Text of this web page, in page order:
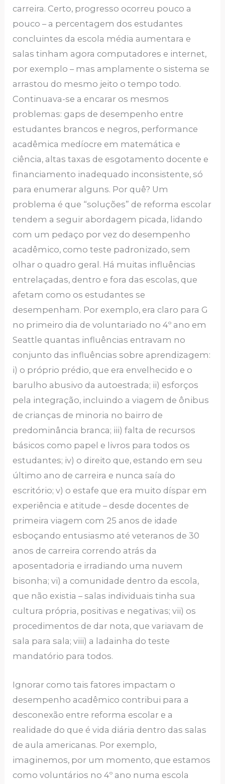
carreira. Certo, progresso ocorreu pouco a
pouco – a percentagem dos estudantes
concluintes da escola média aumentara e
salas tinham agora computadores e internet,
por exemplo – mas amplamente o sistema se
arrastou do mesmo jeito o tempo todo.
Continuava-se a encarar os mesmos
problemas: gaps de desempenho entre
estudantes brancos e negros, performance
acadêmica medíocre em matemática e
ciência, altas taxas de esgotamento docente e
financiamento inadequado inconsistente, só
para enumerar alguns. Por quê? Um
problema é que “soluções” de reforma escolar
tendem a seguir abordagem picada, lidando
com um pedaço por vez do desempenho
acadêmico, como teste padronizado, sem
olhar o quadro geral. Há muitas influências
entrelaçadas, dentro e fora das escolas, que
afetam como os estudantes se
desempenham. Por exemplo, era claro para G
no primeiro dia de voluntariado no 4º ano em
Seattle quantas influências entravam no
conjunto das influências sobre aprendizagem:
i) o próprio prédio, que era envelhecido e o
barulho abusivo da autoestrada; ii) esforços
pela integração, incluindo a viagem de ônibus
de crianças de minoria no bairro de
predominância branca; iii) falta de recursos
básicos como papel e livros para todos os
estudantes; iv) o direito que, estando em seu
último ano de carreira e nunca saía do
escritório; v) o estafe que era muito díspar em
experiência e atitude – desde docentes de
primeira viagem com 25 anos de idade
esboçando entusiasmo até veteranos de 30
anos de carreira correndo atrás da
aposentadoria e irradiando uma nuvem
bisonha; vi) a comunidade dentro da escola,
que não existia – salas individuais tinha sua
cultura própria, positivas e negativas; vii) os
procedimentos de dar nota, que variavam de
sala para sala; viii) a ladainha do teste
mandatório para todos.
Ignorar como tais fatores impactam o
desempenho acadêmico contribui para a
desconexão entre reforma escolar e a
realidade do que é vida diária dentro das salas
de aula americanas. Por exemplo,
imaginemos, por um momento, que estamos
como voluntários no 4º ano numa escola